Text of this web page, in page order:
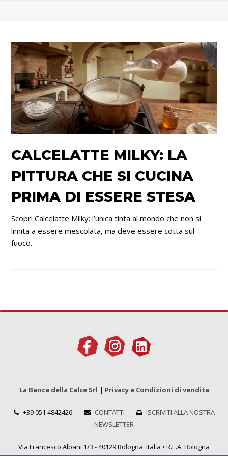
CALCELATTE MILKY: LA
PITTURA CHE SI CUCINA
PRIMA DI ESSERE STESA
Scopri Calcelatte Milky: l’unica tinta al mondo che non si
limita a essere mescolata, ma deve essere cotta sul
fuoco.
La Banca della Calce Srl | Privacy e Condizioni di vendita
+39 051 4842426 CONTATTI
ISCRIVITI ALLA NOSTRA
NEWSLETTER
Via Francesco Albani 1/3 - 40129 Bologna, Italia • R.E.A. Bologna